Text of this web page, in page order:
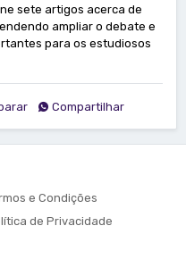
sete artigos acerca de
ampliar o debate e
para os estudiosos
Compartilhar
e Condições
de Privacidade